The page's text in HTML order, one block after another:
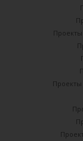
Проекты
Проекты